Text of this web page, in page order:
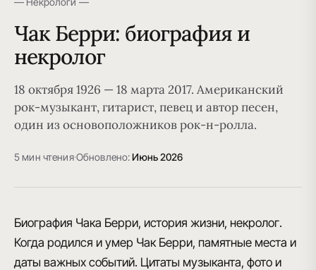
Чак Берри: биография и
некролог
18 октября 1926 — 18 марта 2017. Американский
рок-музыкант, гитарист, певец и автор песен,
один из основоположников рок-н-ролла.
5 мин чтения·Обновлено:Июнь 2026
Биография Чака Берри, история жизни, некролог.
Когда родился и умер Чак Берри, памятные места и
даты важных событий. Цитаты музыканта, фото и